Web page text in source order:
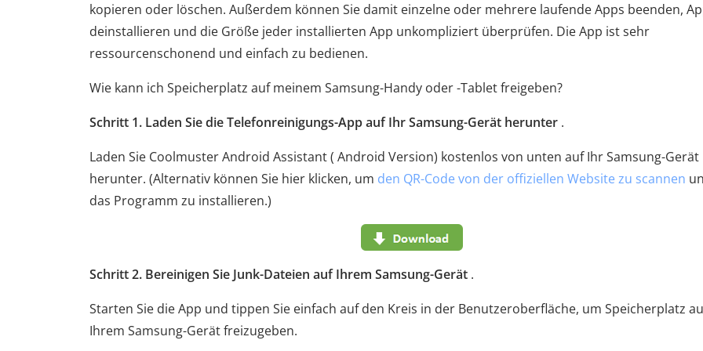
kopieren oder löschen. Außerdem können Sie damit einzelne oder mehrere laufende Apps beenden,
deinstallieren und die Größe jeder installierten App unkompliziert überprüfen. Die App ist sehr
ressourcenschonend und einfach zu bedienen.
Wie kann ich Speicherplatz auf meinem Samsung-Handy oder -Tablet freigeben?
Schritt 1. Laden Sie die Telefonreinigungs-App auf Ihr Samsung-Gerät herunter .
Laden Sie Coolmuster Android Assistant ( Android Version) kostenlos von unten auf Ihr Samsung-Gerät
herunter. (Alternativ können Sie hier klicken, um den QR-Code von der offiziellen Website zu scannen
das Programm zu installieren.)
Schritt 2. Bereinigen Sie Junk-Dateien auf Ihrem Samsung-Gerät .
Starten Sie die App und tippen Sie einfach auf den Kreis in der Benutzeroberfläche, um Speicherplatz
Ihrem Samsung-Gerät freizugeben.